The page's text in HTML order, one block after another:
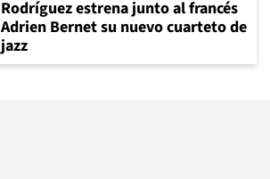
Rodríguez estrena junto al francés
Adrien Bernet su nuevo cuarteto de
jazz